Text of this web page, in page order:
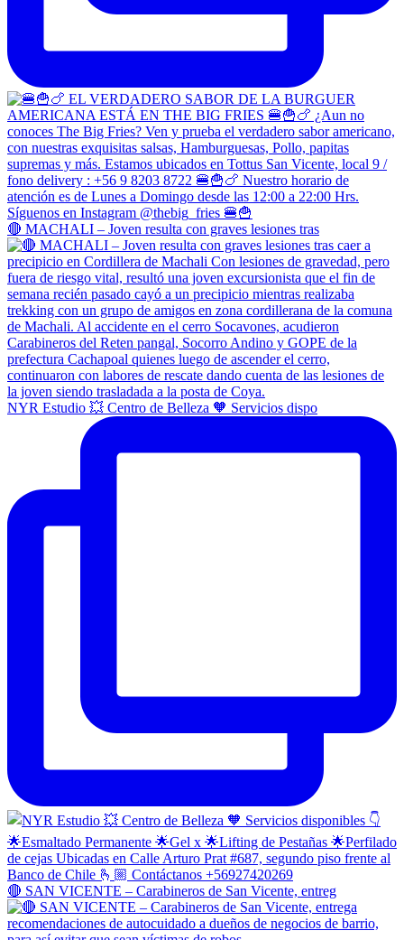
🔴 MACHALI – Joven resulta con graves lesiones tras
NYR Estudio 💥 Centro de Belleza 🧡 Servicios dispo
🔴 SAN VICENTE – Carabineros de San Vicente, entreg